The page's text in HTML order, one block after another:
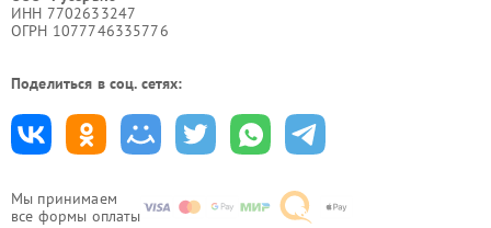
Мы принимаем
все формы оплаты
ИНН 7702633247
ОГРН 1077746335776
Поделиться в соц. сетях: